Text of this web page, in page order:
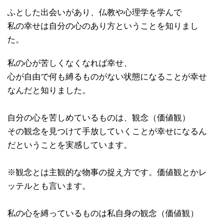
ふとした出会いがあり、仏教や心理学を学んで
私の幸せは自分の心のあり方ということを知りまし
た。
私の心が苦しくなくなれば幸せ、
心が自由で何も縛るものがない状態になることが幸せ
なんだと知りました。
自分の心を苦しめているものは、観念（価値観）
その観念を見つけて手放していくことが幸せになるん
だということを実感しています。
※観念とは主観的な物事の捉え方です。価値観とかレ
ッテルとも言います。
私の心を縛っているものは私自身の観念（価値観）